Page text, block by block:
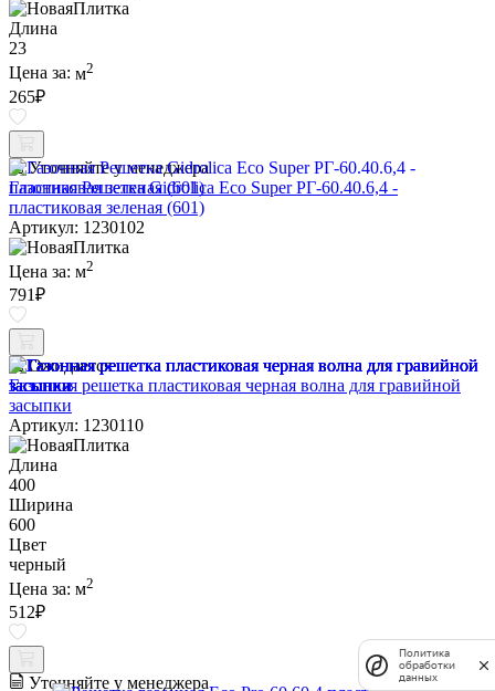
Длина
23
Цена за: м2
265₽
Уточняйте у менеджера
Газонная Решетка Gidrolica Eco Super РГ-60.40.6,4 -
пластиковая зеленая (601)
Артикул: 1230102
Цена за: м2
791₽
Ожидается
Газонная решетка пластиковая черная волна для гравийной
засыпки
Артикул: 1230110
Длина
400
Ширина
600
Цвет
черный
Цена за: м2
512₽
Уточняйте у менеджера
Политика
обработки
данных